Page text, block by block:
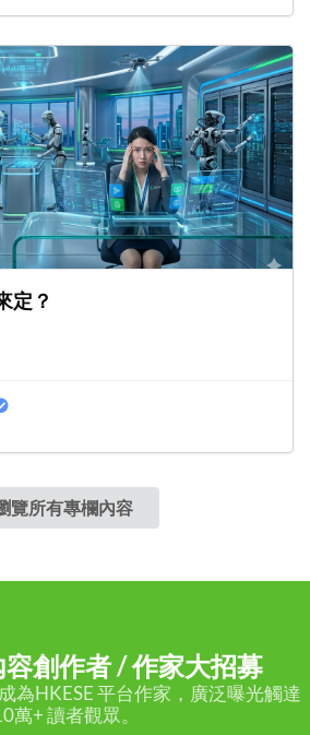
定？
覽所有專欄內容
創作者 / 作家大招募
為HKESE 平台作家，廣泛曝光觸達
萬+ 讀者觀眾。